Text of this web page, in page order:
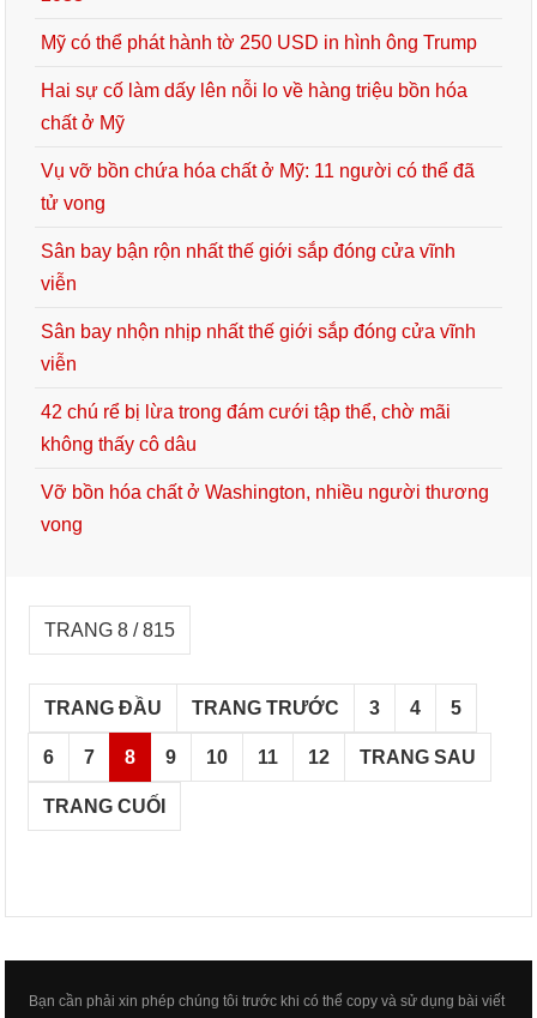
Mỹ có thể phát hành tờ 250 USD in hình ông Trump
Hai sự cố làm dấy lên nỗi lo về hàng triệu bồn hóa
chất ở Mỹ
Vụ vỡ bồn chứa hóa chất ở Mỹ: 11 người có thể đã
tử vong
Sân bay bận rộn nhất thế giới sắp đóng cửa vĩnh
viễn
Sân bay nhộn nhịp nhất thế giới sắp đóng cửa vĩnh
viễn
42 chú rể bị lừa trong đám cưới tập thể, chờ mãi
không thấy cô dâu
Vỡ bồn hóa chất ở Washington, nhiều người thương
vong
TRANG 8 / 815
TRANG ĐẦU TRANG TRƯỚC 3 4 5
6 7 8 9 10 11 12 TRANG SAU
TRANG CUỐI
Bạn cần phải xin phép chúng tôi trước khi có thể copy và sử dụng bài viết